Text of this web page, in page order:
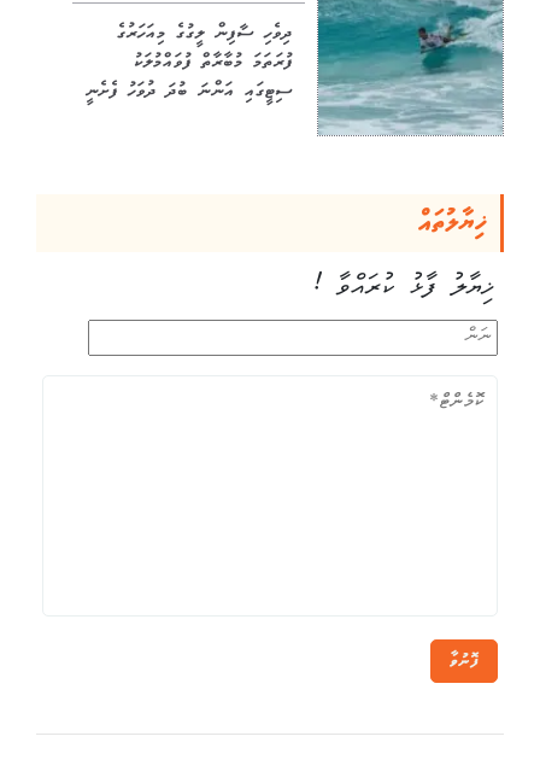
ދިވެހި ސާފިން ލީގުގެ މިއަހަރުގެ
ފުރަތަމަ މުބާރާތް ފުވައްމުލަކު
ސިޓީގައި އަންނަ ބުދަ ދުވަހު ފެށެނީ
ޚިޔާލުތައް
ޚިޔާލު ފާޅު ކުރައްވާ !
ފޮނުވާ